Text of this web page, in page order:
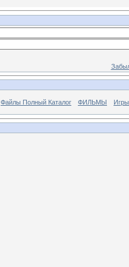
Файлы Полный Каталог ФИЛЬМЫ